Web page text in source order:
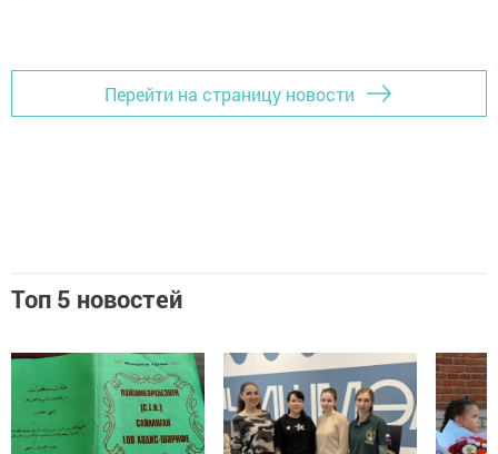
Перейти на страницу новости
Топ 5 новостей